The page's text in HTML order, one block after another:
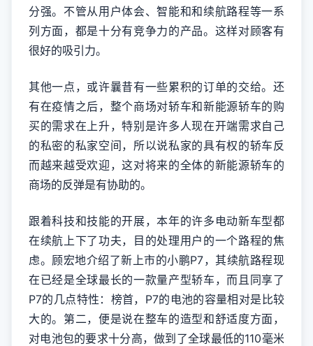
分强。不管从用户体会、智能和和续航路程等一系
列方面，都是十分有竞争力的产品。这样对顾客有
很好的吸引力。
其他一点，或许曩昔有一些累积的订单的交给。还
有在疫情之后，整个商场对轿车和新能源轿车的购
买的需求在上升，特别是许多人现在开端需求自己
的私密的私家空间，所以说私家的具有权的轿车反
而越来越受欢迎，这对将来的全体的新能源轿车的
商场的反弹是有协助的。
跟着科技和技能的开展，本年的许多电动新车型都
在续航上下了功夫，目的处理用户的一个路程的焦
虑。顾宏地介绍了新上市的小鹏P7，其续航路程现
在已经是全球最长的一款量产型轿车，而且同享了
P7的几点特性：榜首，P7的电池的容量相对是比较
大的。第二，便是说在整车的造型和舒适度方面，
对电池包的要求十分高，做到了全球最低的110毫米